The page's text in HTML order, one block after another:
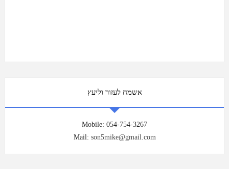
אשמח לעזור וליעץ
Mobile: 054-754-3267
Mail: son5mike@gmail.com